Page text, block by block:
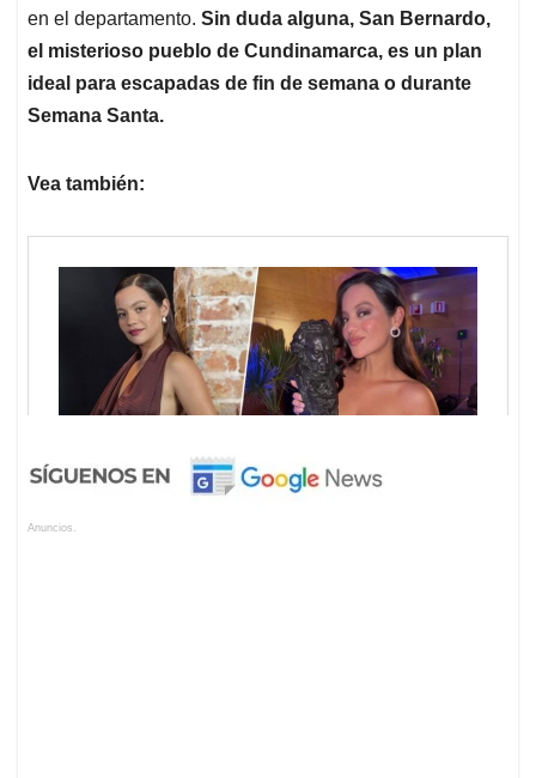
en el departamento. Sin duda alguna, San Bernardo,
el misterioso pueblo de Cundinamarca, es un plan
ideal para escapadas de fin de semana o durante
Semana Santa.
Vea también:
Anuncios.